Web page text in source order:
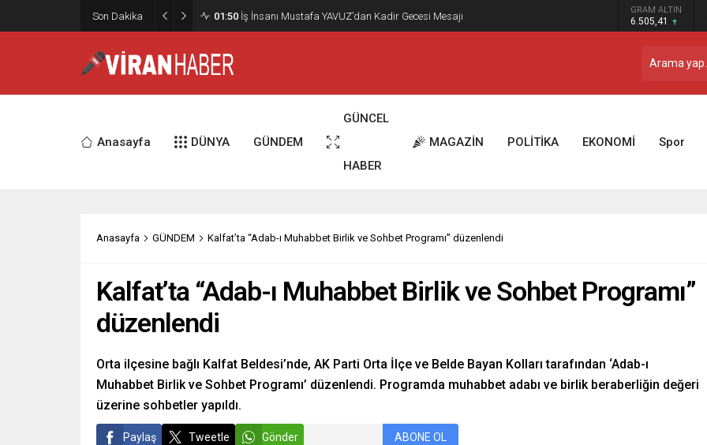
Son Dakika 02:15 Murat Bardakçı, “50 Yıllık Dostu” İlber Ortaylı’ya Duygusal Bir Yazıyla Veda
Etti
GRAM ALTIN
6.505,41
Anasayfa DÜNYA GÜNDEM
GÜNCEL
HABER
MAGAZİN POLİTİKA EKONOMİ Spor
Anasayfa GÜNDEM Kalfat’ta “Adab-ı Muhabbet Birlik ve Sohbet Programı” düzenlendi
Kalfat’ta “Adab-ı Muhabbet Birlik ve Sohbet Programı”
düzenlendi
Orta ilçesine bağlı Kalfat Beldesi’nde, AK Parti Orta İlçe ve Belde Bayan Kolları tarafından ‘Adab-ı
Muhabbet Birlik ve Sohbet Programı’ düzenlendi. Programda muhabbet adabı ve birlik beraberliğin değeri
üzerine sohbetler yapıldı.
Paylaş Tweetle Gönder ABONE OL